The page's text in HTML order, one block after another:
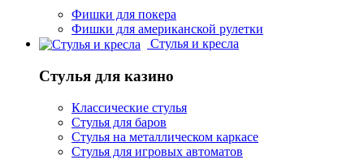
Фишки для покера
Фишки для американской рулетки
Стулья и кресла
Стулья для казино
Классические стулья
Стулья для баров
Стулья на металлическом каркасе
Стулья для игровых автоматов